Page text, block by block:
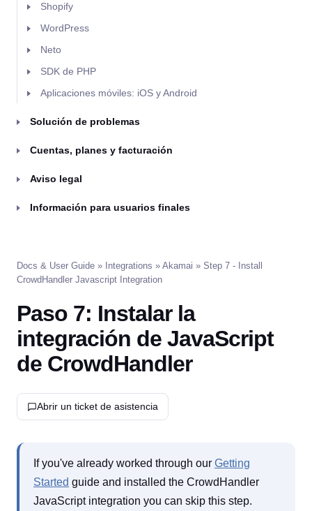
Shopify
WordPress
Neto
SDK de PHP
Aplicaciones móviles: iOS y Android
Solución de problemas
Cuentas, planes y facturación
Aviso legal
Información para usuarios finales
Docs & User Guide » Integrations » Akamai » Step 7 - Install
CrowdHandler Javascript Integration
Paso 7: Instalar la
integración de JavaScript
de CrowdHandler
Abrir un ticket de asistencia
If you've already worked through our Getting
Started guide and installed the CrowdHandler
JavaScript integration you can skip this step.